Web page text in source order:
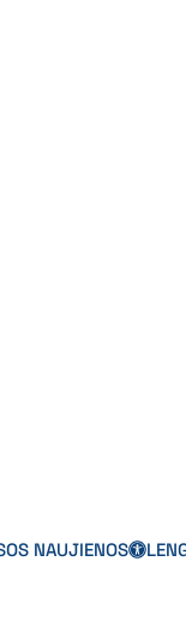
NAUJIENOS